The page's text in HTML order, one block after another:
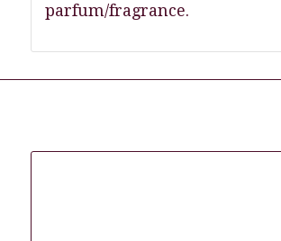
parfum/fragrance.